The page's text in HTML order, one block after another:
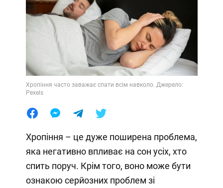
Хропіння часто заважає спати всім навколо. Джерело:
Pexels
Хропіння – це дуже поширена проблема,
яка негативно впливає на сон усіх, хто
спить поруч. Крім того, воно може бути
ознакою серйозних проблем зі